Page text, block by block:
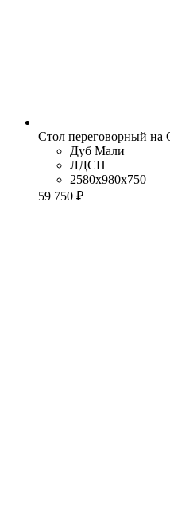
Стол переговорный на
Дуб Мали
ЛДСП
2580x980x750
59 750 ₽